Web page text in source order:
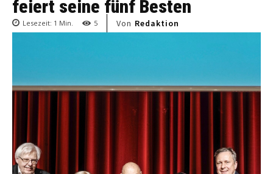
feiert seine fünf Besten
Lesezeit: 1 Min. 5 Von Redaktion